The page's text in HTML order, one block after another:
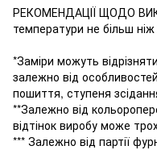
РЕКОМЕНДАЦІЇ ЩОДО
температури не більш ніж
*Заміри можуть
залежно від
пошиття, ступеня
**Залежно від
відтінок виробу може
*** Залежно від партії